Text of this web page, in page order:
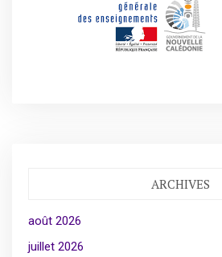
ARCHIVES
août 2026
juillet 2026